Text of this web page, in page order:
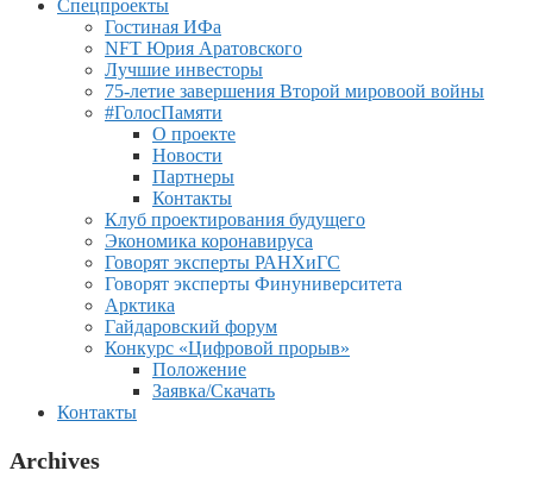
Спецпроекты
Гостиная ИФа
NFT Юрия Аратовского
Лучшие инвесторы
75-летие завершения Второй мировоой войны
#ГолосПамяти
О проекте
Новости
Партнеры
Контакты
Клуб проектирования будущего
Экономика коронавируса
Говорят эксперты РАНХиГС
Говорят эксперты Финуниверситета
Арктика
Гайдаровский форум
Конкурс «Цифровой прорыв»
Положение
Заявка/Скачать
Контакты
Archives